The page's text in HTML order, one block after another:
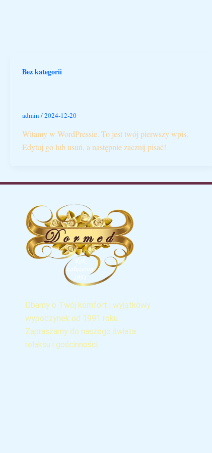
Bez kategorii
admin /2024-12-20
Witamy w WordPressie. To jest twój pierwszy wpis.
Edytuj go lub usuń, a następnie zacznij pisać!
Dbamy o Twój komfort i wyjątkowy
wypoczynek od 1991 roku.
Zapraszamy do naszego świata
relaksu i gościnności.